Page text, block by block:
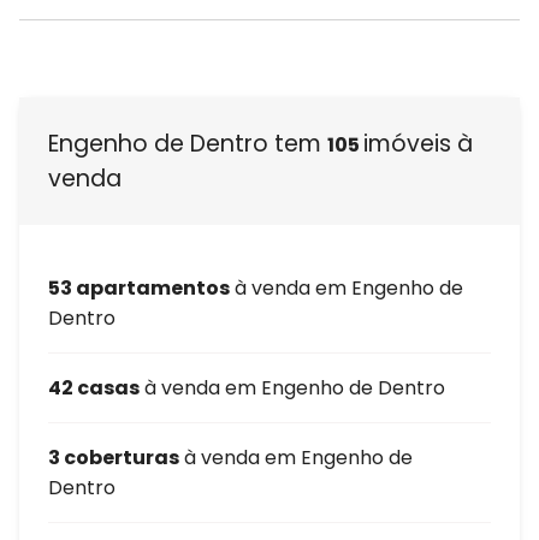
Engenho de Dentro tem 105 imóveis à
venda
53 apartamentosà venda em Engenho de
Dentro
42 casasà venda em Engenho de Dentro
3 coberturasà venda em Engenho de
Dentro